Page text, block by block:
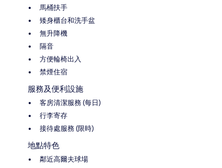
馬桶扶手
矮身櫃台和洗手盆
無升降機
隔音
方便輪椅出入
禁煙住宿
服務及便利設施
客房清潔服務 (每日)
行李寄存
接待處服務 (限時)
地點特色
鄰近高爾夫球場